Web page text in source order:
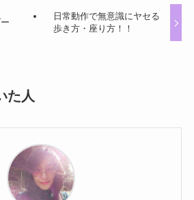
日常動作で無意識にヤセる
歩き方・座り方！！
た人